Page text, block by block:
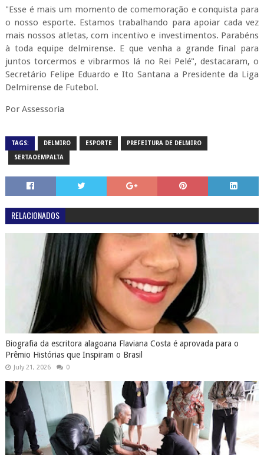
"Esse é mais um momento de comemoração e conquista para
o nosso esporte. Estamos trabalhando para apoiar cada vez
mais nossos atletas, com incentivo e investimentos. Parabéns
à toda equipe delmirense. E que venha a grande final para
juntos torcermos e vibrarmos lá no Rei Pelé", destacaram, o
Secretário Felipe Eduardo e Ito Santana a Presidente da Liga
Delmirense de Futebol.
Por Assessoria
TAGS: DELMIRO ESPORTE PREFEITURA DE DELMIRO
SERTAOEMPALTA
RELACIONADOS
Biografia da escritora alagoana Flaviana Costa é aprovada para o
Prêmio Histórias que Inspiram o Brasil
July 21, 2026 0